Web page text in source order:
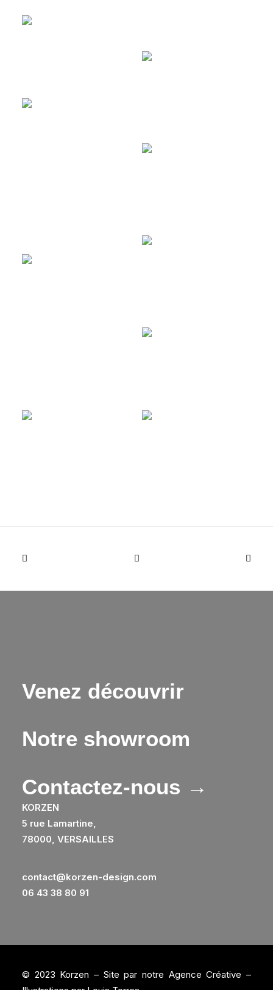
Venez découvrir
Notre showroom
Contactez-nous →
KORZEN
5 rue Lamartine,
78000, VERSAILLES
contact@korzen-design.com
06 43 38 80 91
© 2023 Korzen – Site par notre Agence Créative –